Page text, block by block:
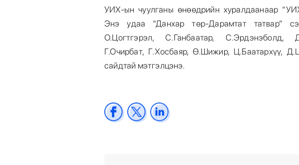
УИХ-ын чуулганы өнөөдрийн хуралдаанаар
Энэ удаа “Данхар төр-Дарамтат татвар”
О.Цогтгэрэл, С.Ганбаатар, С.Эрдэнэболд,
Г.Очирбат, Г.Хосбаяр, Ө.Шижир, Ц.Баатархүү,
сайдтай мэтгэлцэнэ.